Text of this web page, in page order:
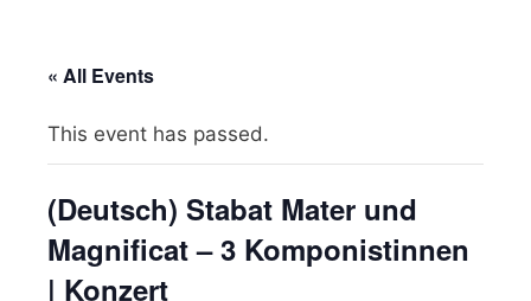
« All Events
This event has passed.
(Deutsch) Stabat Mater und
Magnificat – 3 Komponistinnen
| Konzert